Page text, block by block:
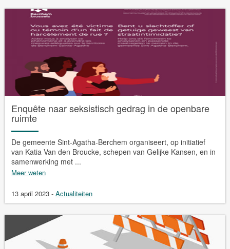
Enquête naar seksistisch gedrag in de openbare
ruimte
De gemeente Sint-Agatha-Berchem organiseert, op initiatief
van Katia Van den Broucke, schepen van Gelijke Kansen, en in
samenwerking met ...
Meer weten
13 april 2023 - Actualiteiten